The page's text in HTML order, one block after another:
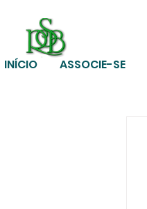
INÍCIO ASSOCIE-SE